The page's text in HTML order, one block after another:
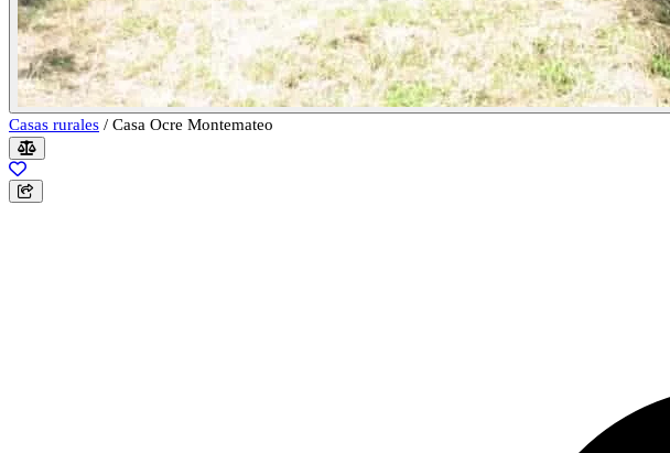
Casas rurales / Casa Ocre Montemateo